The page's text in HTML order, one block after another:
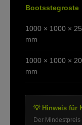
Bootsstegroste
1000 × 1000 × 25
mm
1000 × 1000 × 20
mm
💡 Hinweis für
Der